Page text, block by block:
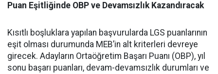
Puan Eşitliğinde OBP ve Devamsızlık Kazandıracak
Kısıtlı boşluklara yapılan başvurularda LGS puanlarının
eşit olması durumunda MEB’in alt kriterleri devreye
girecek. Adayların Ortaöğretim Başarı Puanı (OBP), yıl
sonu başarı puanları, devam-devamsızlık durumları ve